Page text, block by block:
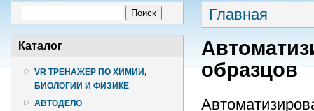
Каталог
VR ТРЕНАЖЕР ПО ХИМИИ,
БИОЛОГИИ И ФИЗИКЕ
АВТОДЕЛО
Вы здесь
Главная
образцов